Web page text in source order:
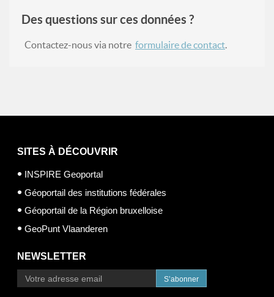
Des questions sur ces données ?
Contactez-nous via notre formulaire de contact.
SITES À DÉCOUVRIR
INSPIRE Geoportal
Géoportail des institutions fédérales
Géoportail de la Région bruxelloise
GeoPunt Vlaanderen
NEWSLETTER
S’abonner